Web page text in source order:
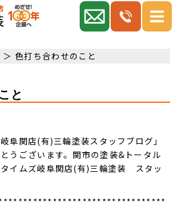
色打ち合わせのこと
と
阜関店(有)三輪塗装スタッフブログ」
うございます。関市の塗装&トータル
イムズ岐阜関店(有)三輪塗装 スタッ